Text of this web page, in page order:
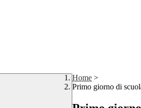
Home >
Primo giorno di